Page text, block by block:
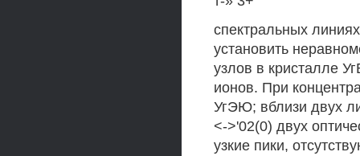
спектральных
установить
узлов в кристалле
ионов. При
УгЭЮ; вблизи двух
<->'02(0) двух
узкие пики,